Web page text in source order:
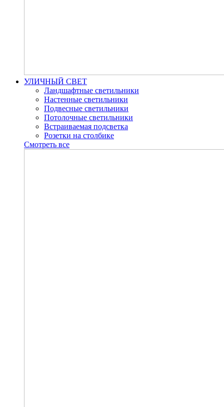
УЛИЧНЫЙ СВЕТ
Ландшафтные светильники
Настенные светильники
Подвесные светильники
Потолочные светильники
Встраиваемая подсветка
Розетки на столбике
Смотреть все